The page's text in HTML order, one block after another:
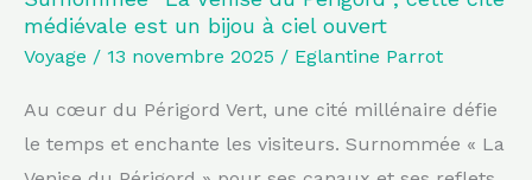
médiévale est un bijou à ciel ouvert
Voyage / 13 novembre 2025 / Eglantine Parrot
Au cœur du Périgord Vert, une cité millénaire défie
le temps et enchante les visiteurs. Surnommée « La
à
ciel